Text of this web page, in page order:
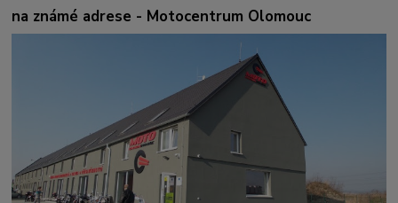
na známé adrese - Motocentrum Olomouc